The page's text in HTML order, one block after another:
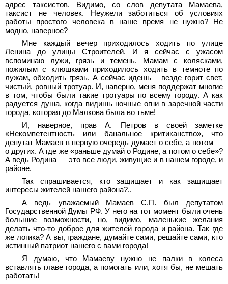
адрес таксистов. Видимо, со слов депутата Мамаева,
таксист не человек. Неужели заботиться об условиях
работы простого человека в наше время не нужно? Не
модно, наверное?
Мне каждый вечер приходилось ходить по улице
Ленина до улицы Строителей. И я сейчас с ужасом
вспоминаю лужи, грязь и темень. Мамам с колясками,
пожилым с клюшками приходилось ходить в темноте по
лужам, обходить грязь. А сейчас идешь – везде горит свет,
чистый, ровный тротуар. И, наверно, меня поддержат многие
в том, чтобы были такие тротуары по всему городу. А как
радуется душа, когда видишь ночные огни в заречной части
города, которая до Малкова была во тьме!
И, наверное, прав А. Петров в своей заметке
«Некомпетентность или банальное критиканство», что
депутат Мамаев в первую очередь думает о себе, а потом —
о других. А где же «раньше думай о Родине, а потом о себе»?
А ведь Родина — это все люди, живущие и в нашем городе, и
районе.
Так спрашивается, кто защищает и как защищает
интересы жителей нашего района?..
А ведь уважаемый Мамаев С.П. был депутатом
Государственной Думы РФ. У него на тот момент были очень
большие возможности, но, видимо, маленькие желания
делать что-то доброе для жителей города и района. Так где
же логика? А вы, граждане, думайте сами, решайте сами, кто
истинный патриот нашего с вами города!
Я думаю, что Мамаеву нужно не палки в колеса
вставлять главе города, а помогать или, хотя бы, не мешать
работать!